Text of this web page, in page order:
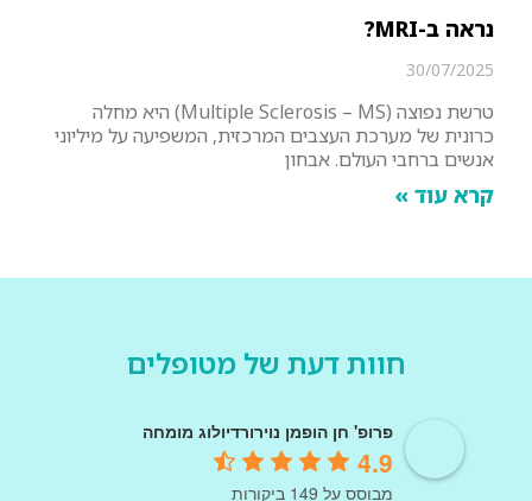
נראה ב-MRI?
30/07/2025
טרשת נפוצה (Multiple Sclerosis – MS) היא מחלה
כרונית של מערכת העצבים המרכזית, המשפיעה על מיליוני
אנשים ברחבי העולם. אבחון
קרא עוד »
חוות דעת של מטופלים
פרופ' חן הופמן נוירורדיולוג מומחה
4.9
מבוסס על 149 ביקורות